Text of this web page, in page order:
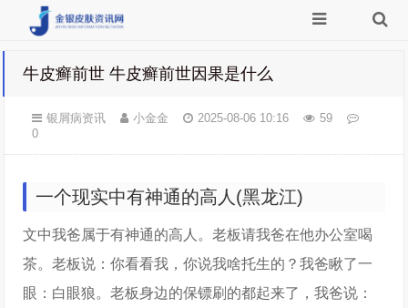
牛皮癣前世 牛皮癣前世因果是什么
银屑病资讯 小金金 2025-08-06 10:16
59
0
一个现实中有神通的高人(黑龙江)
文中我爸属于有神通的高人。老板请我爸在他办公室喝
茶。老板说：你看看我，你说我啥托生的？我爸瞅了一
眼：白眼狼。老板身边的保镖刷的都起来了，我爸说：